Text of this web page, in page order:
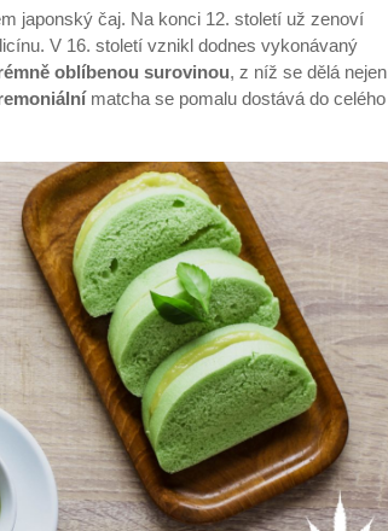
japonský čaj. Na konci 12. století už zenoví
V 16. století vznikl dodnes vykonávaný
oblíbenou surovinou, z níž se dělá nejen
matcha se pomalu dostává do celého